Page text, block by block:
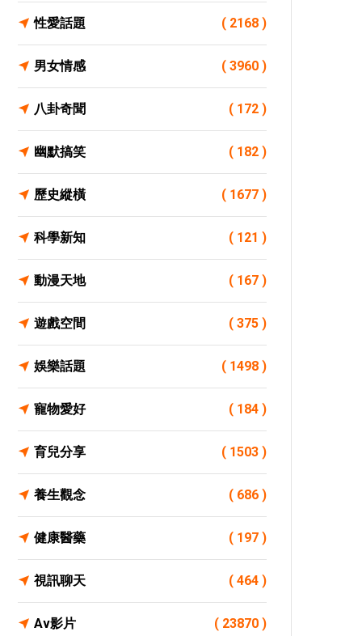
性愛話題 ( 2168 )
男女情感 ( 3960 )
八卦奇聞 ( 172 )
幽默搞笑 ( 182 )
歷史縱橫 ( 1677 )
科學新知 ( 121 )
動漫天地 ( 167 )
遊戲空間 ( 375 )
娛樂話題 ( 1498 )
寵物愛好 ( 184 )
育兒分享 ( 1503 )
養生觀念 ( 686 )
健康醫藥 ( 197 )
視訊聊天 ( 464 )
Av影片 ( 23870 )